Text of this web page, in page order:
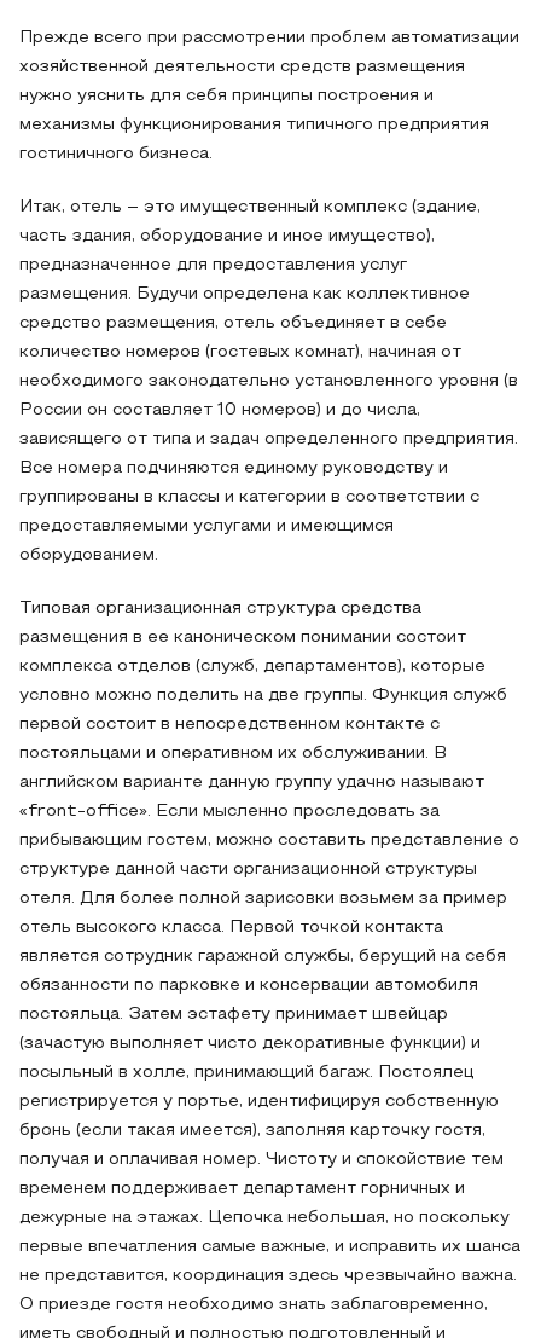
Прежде всего при рассмотрении проблем автоматизации
хозяйственной деятельности средств размещения
нужно уяснить для себя принципы построения и
механизмы функционирования типичного предприятия
гостиничного бизнеса.
Итак, отель – это имущественный комплекс (здание,
часть здания, оборудование и иное имущество),
предназначенное для предоставления услуг
размещения. Будучи определена как коллективное
средство размещения, отель объединяет в себе
количество номеров (гостевых комнат), начиная от
необходимого законодательно установленного уровня (в
России он составляет 10 номеров) и до числа,
зависящего от типа и задач определенного предприятия.
Все номера подчиняются единому руководству и
группированы в классы и категории в соответствии с
предоставляемыми услугами и имеющимся
оборудованием.
Типовая организационная структура средства
размещения в ее каноническом понимании состоит
комплекса отделов (служб, департаментов), которые
условно можно поделить на две группы. Функция служб
первой состоит в непосредственном контакте с
постояльцами и оперативном их обслуживании. В
английском варианте данную группу удачно называют
«front-office». Если мысленно проследовать за
прибывающим гостем, можно составить представление о
структуре данной части организационной структуры
отеля. Для более полной зарисовки возьмем за пример
отель высокого класса. Первой точкой контакта
является сотрудник гаражной службы, берущий на себя
обязанности по парковке и консервации автомобиля
постояльца. Затем эстафету принимает швейцар
(зачастую выполняет чисто декоративные функции) и
посыльный в холле, принимающий багаж. Постоялец
регистрируется у портье, идентифицируя собственную
бронь (если такая имеется), заполняя карточку гостя,
получая и оплачивая номер. Чистоту и спокойствие тем
временем поддерживает департамент горничных и
дежурные на этажах. Цепочка небольшая, но поскольку
первые впечатления самые важные, и исправить их шанса
не представится, координация здесь чрезвычайно важна.
О приезде гостя необходимо знать заблаговременно,
иметь свободный и полностью подготовленный и